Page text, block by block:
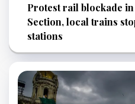
Protest rail blockade in
Section, local trains
stations